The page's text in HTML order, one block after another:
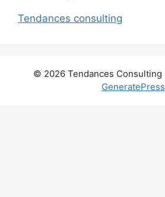
Tendances consulting
© 2026 Tendances Consulting
GeneratePress